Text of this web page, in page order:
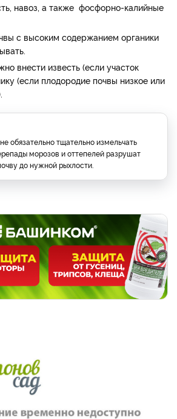
навоз, а также фосфорно-калийные
с высоким содержанием органики
внести известь (если участок
(если плодородие почвы низкое или
обязательно тщательно измельчать
морозов и оттепелей разрушат
до нужной рыхлости.